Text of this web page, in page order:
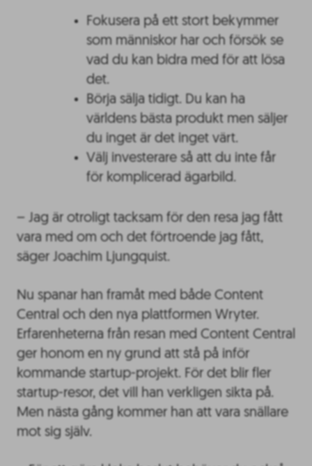
Fokusera på ett stort bekymmer
som människor har och försök se
vad du kan bidra med för att lösa
det.
Börja sälja tidigt. Du kan ha
världens bästa produkt men säljer
du inget är det inget värt.
Välj investerare så att du inte får
för komplicerad ägarbild.
– Jag är otroligt tacksam för den resa jag fått
vara med om och det förtroende jag fått,
säger Joachim Ljungquist.
Nu spanar han framåt med både Content
Central och den nya plattformen Wryter.
Erfarenheterna från resan med Content Central
ger honom en ny grund att stå på inför
kommande startup-projekt. För det blir fler
startup-resor, det vill han verkligen sikta på.
Men nästa gång kommer han att vara snällare
mot sig själv.